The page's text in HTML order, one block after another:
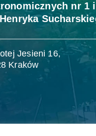
nr 1
Jesieni 16,
Kraków